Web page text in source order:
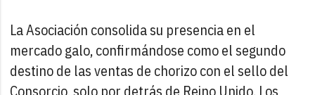
La Asociación consolida su presencia en el
mercado galo, confirmándose como el segundo
destino de las ventas de chorizo con el sello del
Consorcio, solo por detrás de Reino Unido. Los